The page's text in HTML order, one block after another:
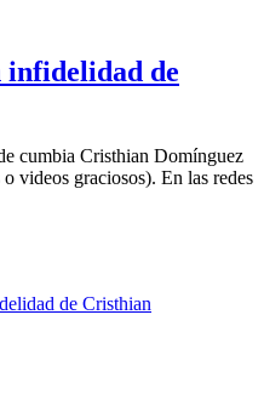
infidelidad de
cumbia Cristhian Domínguez
videos graciosos). En las redes